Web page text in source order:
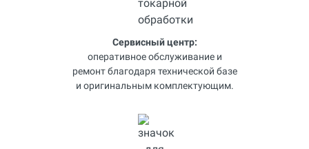
Сервисный центр:
оперативное обслуживание и
ремонт благодаря технической базе
и оригинальным комплектующим.